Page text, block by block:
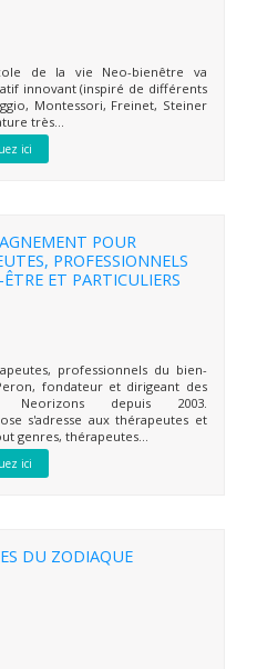
de la vie Neo-bienêtre va
innovant (inspiré de différents
Montessori, Freinet, Steiner
très...
ici
POUR
PROFESSIONNELS
ET PARTICULIERS
professionnels du bien-
fondateur et dirigeant des
depuis 2003.
s'adresse aux thérapeutes et
genres, thérapeutes...
ici
DU ZODIAQUE